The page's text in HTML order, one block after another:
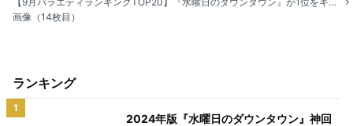
画像（14枚目）
ランキング
1
2024年版『水曜日のダウンタウン』神回